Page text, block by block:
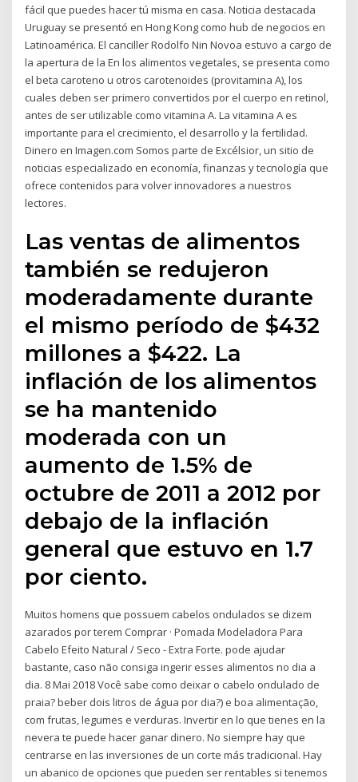
fácil que puedes hacer tú misma en casa. Noticia destacada
Uruguay se presentó en Hong Kong como hub de negocios en
Latinoamérica. El canciller Rodolfo Nin Novoa estuvo a cargo de
la apertura de la En los alimentos vegetales, se presenta como
el beta caroteno u otros carotenoides (provitamina A), los
cuales deben ser primero convertidos por el cuerpo en retinol,
antes de ser utilizable como vitamina A. La vitamina A es
importante para el crecimiento, el desarrollo y la fertilidad.
Dinero en Imagen.com Somos parte de Excélsior, un sitio de
noticias especializado en economía, finanzas y tecnología que
ofrece contenidos para volver innovadores a nuestros
lectores.
Las ventas de alimentos
también se redujeron
moderadamente durante
el mismo período de $432
millones a $422. La
inflación de los alimentos
se ha mantenido
moderada con un
aumento de 1.5% de
octubre de 2011 a 2012 por
debajo de la inflación
general que estuvo en 1.7
por ciento.
Muitos homens que possuem cabelos ondulados se dizem
azarados por terem Comprar · Pomada Modeladora Para
Cabelo Efeito Natural / Seco - Extra Forte. pode ajudar
bastante, caso não consiga ingerir esses alimentos no dia a
dia. 8 Mai 2018 Você sabe como deixar o cabelo ondulado de
praia? beber dois litros de água por dia?) e boa alimentação,
com frutas, legumes e verduras. Invertir en lo que tienes en la
nevera te puede hacer ganar dinero. No siempre hay que
centrarse en las inversiones de un corte más tradicional. Hay
un abanico de opciones que pueden ser rentables si tenemos